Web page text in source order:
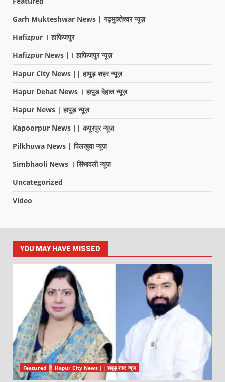
Garh Mukteshwar News | गढ़मुक्तेश्वर न्यूज़
Hafizpur । हाफिजपुर
Hafizpur News |। हाफिजपुर न्यूज़
Hapur City News || हापुड़ शहर न्यूज़
Hapur Dehat News । हापुड देहात न्यूज़
Hapur News | हापुड़ न्यूज़
Kapoorpur News || कपूरपुर न्यूज़
Pilkhuwa News | पिलखुवा न्यूज़
Simbhaoli News । सिंभावली न्यूज़
Uncategorized
Video
YOU MAY HAVE MISSED
Featured Hapur City News || हापुड़ शहर न्यूज़